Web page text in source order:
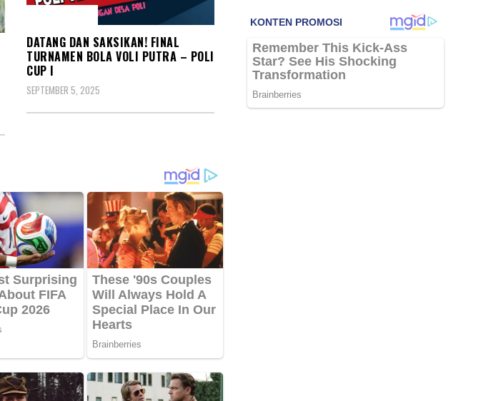
DATANG DAN SAKSIKAN! FINAL
TURNAMEN BOLA VOLI PUTRA – POLI
CUP I
SEPTEMBER 5, 2025